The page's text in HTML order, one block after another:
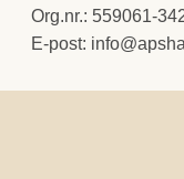
Org.nr.: 559061-
E-post: @ofni